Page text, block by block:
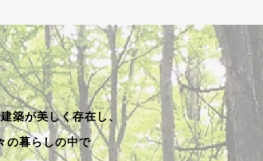
築が美しく存在し、
の暮らしの中で